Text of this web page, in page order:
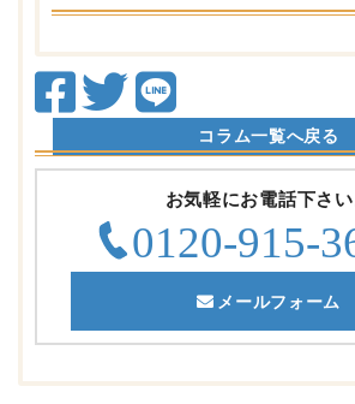
コラム一覧へ戻る
お気軽にお電話下さい
メールフォーム